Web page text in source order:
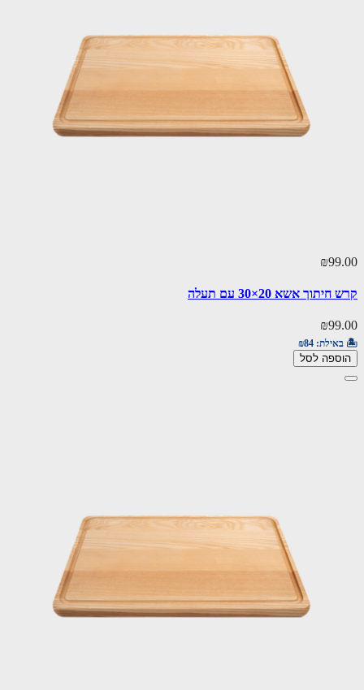
₪99.00
קרש חיתוך אשא 20×30 עם תעלה
₪99.00
🏝️ באילת: ₪84
הוספה לסל